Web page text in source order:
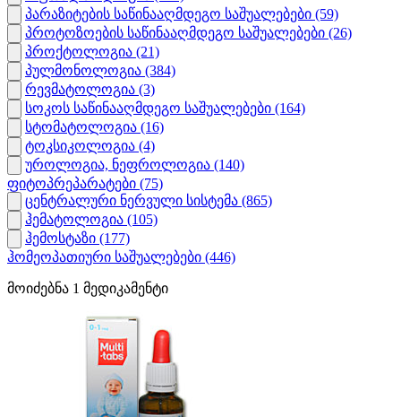
პარაზიტების საწინააღმდეგო საშუალებები (59)
პროტოზოების საწინააღმდეგო საშუალებები (26)
პროქტოლოგია (21)
პულმონოლოგია (384)
რევმატოლოგია (3)
სოკოს საწინააღმდეგო საშუალებები (164)
სტომატოლოგია (16)
ტოკსიკოლოგია (4)
უროლოგია, ნეფროლოგია (140)
ფიტოპრეპარატები (75)
ცენტრალური ნერვული სისტემა (865)
ჰემატოლოგია (105)
ჰემოსტაზი (177)
ჰომეოპათიური საშუალებები (446)
მოიძებნა 1 მედიკამენტი